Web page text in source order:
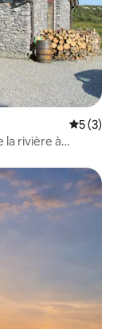
5 (3)
la rivière à